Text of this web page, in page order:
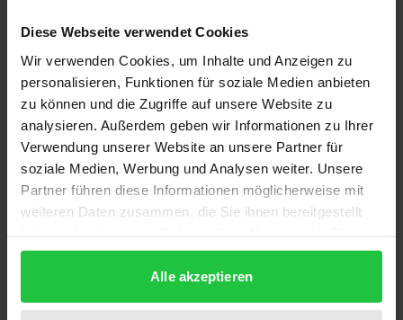
Diese Webseite verwendet Cookies
Wir verwenden Cookies, um Inhalte und Anzeigen zu
personalisieren, Funktionen für soziale Medien anbieten
zu können und die Zugriffe auf unsere Website zu
analysieren. Außerdem geben wir Informationen zu Ihrer
Verwendung unserer Website an unsere Partner für
soziale Medien, Werbung und Analysen weiter. Unsere
Partner führen diese Informationen möglicherweise mit
weiteren Daten zusammen, die Sie ihnen bereitgestellt
gesammelt haben.
Alle akzeptieren
Klassiker haben, entgegen eines weitverbreiteten
Vorurteils, keinen privilegierten Zugang zur
Erkenntnis. Ein Autor wird vielmehr dann und nur
dann zu einem 'Klassiker', wenn seine Texte eine
langanhaltende kommunikative Resonanz (in der
scientific community) erzeugen. Kommunikative
Resonanz aber produziert ein Text nicht über die
die Vielzahl der Möglichkeiten unbestimmter